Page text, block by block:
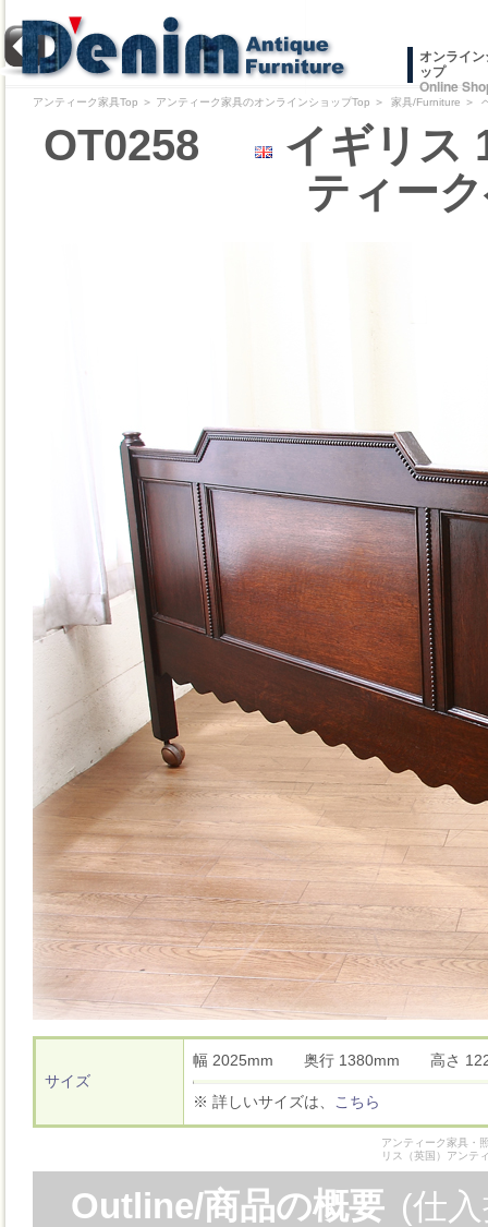
オンライ
ップ
Online
アンティーク家具Top ＞ アンティーク家具のオンラインショップTop ＞ 家具/Furniture ＞
OT0258
イギリ
ティー
サイズ
幅 2025mm 奥行 1380mm 高さ
※ 詳しいサイズは、 こちら
アンティーク家具・
リス（英国）アンテ
Outline/商品の概要 (仕